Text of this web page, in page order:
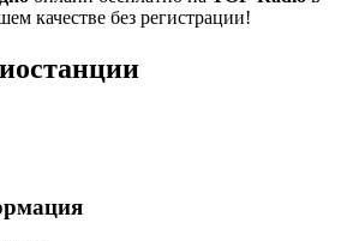
качестве без регистрации!